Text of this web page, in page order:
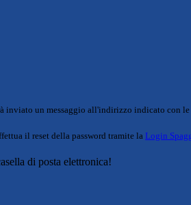
inviato un messaggio all'indirizzo indicato con
il reset della password tramite la Login
di posta elettronica!